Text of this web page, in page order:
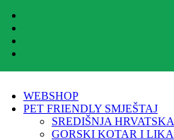
WEBSHOP
PET FRIENDLY SMJEŠTAJ
SREDIŠNJA HRVATSKA
GORSKI KOTAR I LIKA